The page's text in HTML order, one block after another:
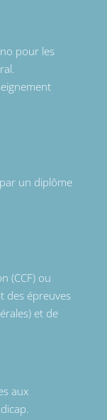
pour les
un diplôme
(CCF) ou
des épreuves
et de
aux